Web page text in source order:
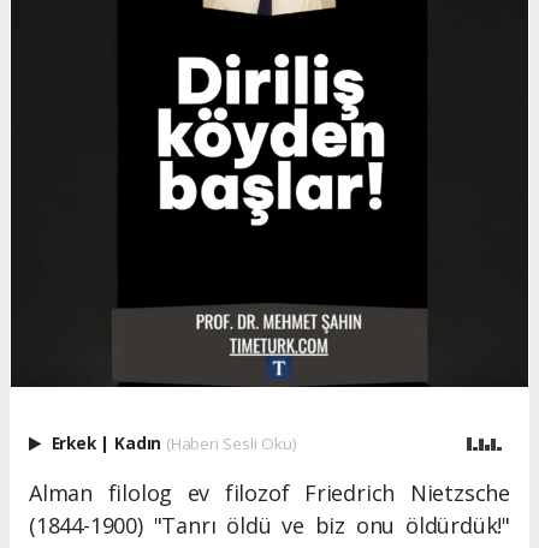
Erkek | Kadın (Haberi Sesli Oku)
Alman filolog ev filozof Friedrich Nietzsche
(1844-1900) "Tanrı öldü ve biz onu öldürdük!"